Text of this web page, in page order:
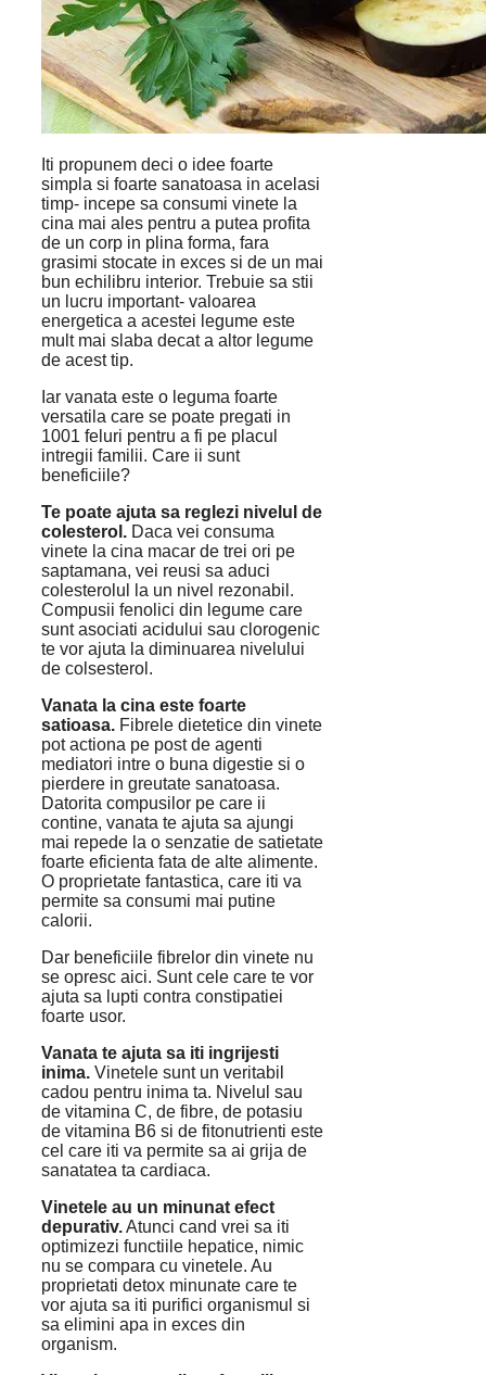
Iti propunem deci o idee foarte
simpla si foarte sanatoasa in acelasi
timp- incepe sa consumi vinete la
cina mai ales pentru a putea profita
de un corp in plina forma, fara
grasimi stocate in exces si de un mai
bun echilibru interior. Trebuie sa stii
un lucru important- valoarea
energetica a acestei legume este
mult mai slaba decat a altor legume
de acest tip.
Iar vanata este o leguma foarte
versatila care se poate pregati in
1001 feluri pentru a fi pe placul
intregii familii. Care ii sunt
beneficiile?
Te poate ajuta sa reglezi nivelul de
colesterol. Daca vei consuma
vinete la cina macar de trei ori pe
saptamana, vei reusi sa aduci
colesterolul la un nivel rezonabil.
Compusii fenolici din legume care
sunt asociati acidului sau clorogenic
te vor ajuta la diminuarea nivelului
de colsesterol.
Vanata la cina este foarte
satioasa. Fibrele dietetice din vinete
pot actiona pe post de agenti
mediatori intre o buna digestie si o
pierdere in greutate sanatoasa.
Datorita compusilor pe care ii
contine, vanata te ajuta sa ajungi
mai repede la o senzatie de satietate
foarte eficienta fata de alte alimente.
O proprietate fantastica, care iti va
permite sa consumi mai putine
calorii.
Dar beneficiile fibrelor din vinete nu
se opresc aici. Sunt cele care te vor
ajuta sa lupti contra constipatiei
foarte usor.
Vanata te ajuta sa iti ingrijesti
inima. Vinetele sunt un veritabil
cadou pentru inima ta. Nivelul sau
de vitamina C, de fibre, de potasiu
de vitamina B6 si de fitonutrienti este
cel care iti va permite sa ai grija de
sanatatea ta cardiaca.
Vinetele au un minunat efect
depurativ.Atunci cand vrei sa iti
optimizezi functiile hepatice, nimic
nu se compara cu vinetele. Au
proprietati detox minunate care te
vor ajuta sa iti purifici organismul si
sa elimini apa in exces din
organism.